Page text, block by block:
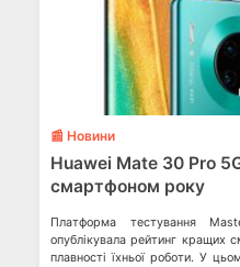
📰 Новини
Huawei Mate 30 Pro
смартфоном року
Платформа тестування
опублікувала рейтинг кращих
плавності їхньої роботи. У